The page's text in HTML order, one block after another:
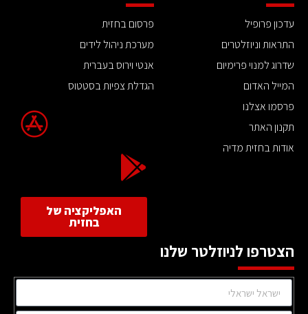
עדכון פרופיל
התראות וניוזלטרים
שדרוג למנוי פרימיום
המייל האדום
פרסמו אצלנו
תקנון האתר
אודות בחזית מדיה
פרסום בחזית
מערכת ניהול לידים
אנטי וירוס בעברית
הגדלת צפיות בסטטוס
האפליקציה של
בחזית
הצטרפו לניוזלטר שלנו